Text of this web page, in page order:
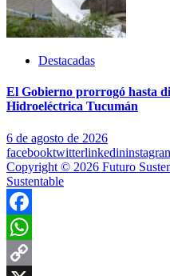
Destacadas
El Gobierno prorrogó hasta
Hidroeléctrica Tucumán
6 de agosto de 2026
facebooktwitterlinkedin
Copyright © 2026 Futuro
Sustentable
Facebook
WhatsApp